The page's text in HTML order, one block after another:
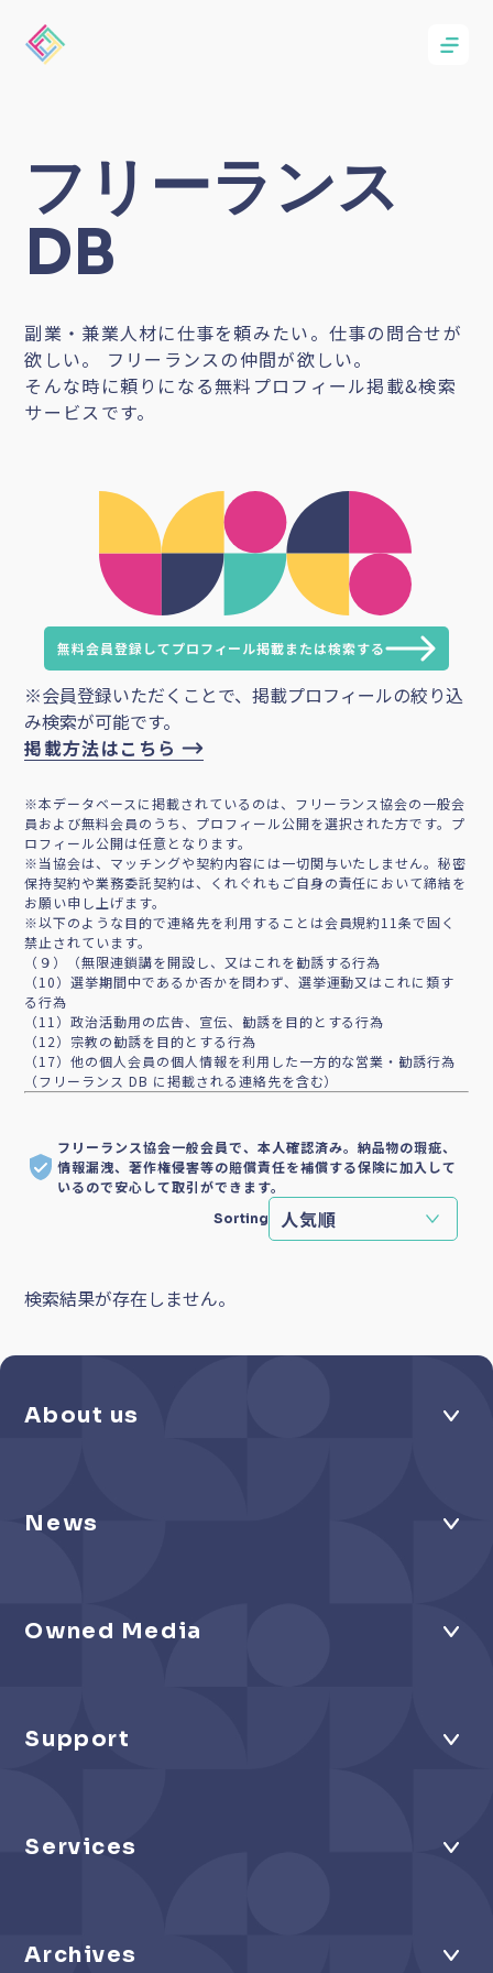
フリーランス
DB
副業・兼業人材に仕事を頼みたい。仕事の問合せが
欲しい。 フリーランスの仲間が欲しい。
そんな時に頼りになる無料プロフィール掲載&検索
サービスです。
無料会員登録してプロフィール掲載または検索する
※会員登録いただくことで、掲載プロフィールの絞り込
み検索が可能です。
掲載方法はこちら
※本データベースに掲載されているのは、フリーランス協会の一般会
員および無料会員のうち、プロフィール公開を選択された方です。プ
ロフィール公開は任意となります。
※当協会は、マッチングや契約内容には一切関与いたしません。秘密
保持契約や業務委託契約は、くれぐれもご自身の責任において締結を
お願い申し上げます。
※以下のような目的で連絡先を利用することは会員規約11条で固く
禁止されています。
（９）（無限連鎖講を開設し、又はこれを勧誘する行為
（10）選挙期間中であるか否かを問わず、選挙運動又はこれに類す
る行為
（11）政治活動用の広告、宣伝、勧誘を目的とする行為
（12）宗教の勧誘を目的とする行為
（17）他の個人会員の個人情報を利用した一方的な営業・勧誘行為
（フリーランス DB に掲載される連絡先を含む）
フリーランス協会一般会員で、本人確認済み。納品物の瑕疵、
情報漏洩、著作権侵害等の賠償責任を補償する保険に加入して
いるので安心して取引ができます。
Sorting
検索結果が存在しません。
About us
News
Owned Media
Support
Services
Archives